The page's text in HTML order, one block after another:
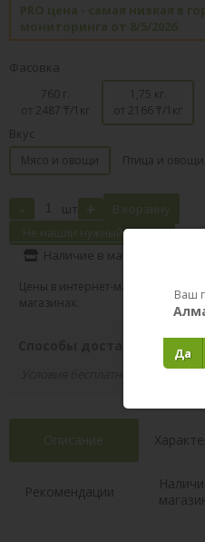
PRO цена - самая низкая в
мониторинга от 8/5/2026
Фасовка
760 г.
от 2487 ₸/1кг
1,75 кг.
от 2166 ₸/1кг
Вкус
Мясо и овощи Птица и овощи
- шт + В корзину
Не нашли нужный товар?
Наличие в магазинах
Цены в интернет-магазине могут
магазинах.
Условия бесплатной доставки
Описание
Рекомендации
Ваш
Да